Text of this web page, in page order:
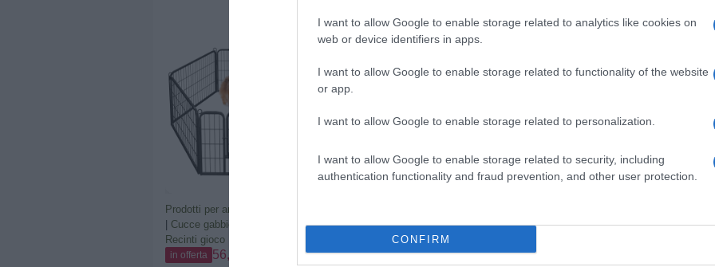
I want to allow Google to enable storage related to analytics like cookies on
web or device identifiers in apps.
I want to allow Google to enable storage related to functionality of the website
or app.
I want to allow Google to enable storage related to personalization.
I want to allow Google to enable storage related to security, including
authentication functionality and fraud prevention, and other user protection.
CONFIRM
gabbie per porcellini d'India,
recinto in filo metallico
(30x38 12 pezzi)
gabbie per porcellini d'India,
(43x32 24 pezzi)
Prodotti per animali domestici
Cucce gabbiette e recinzioni
|
Recinti gioco
in offerta 56,42€
|Cucce gabbiette e recinzioni |
Recinti gioco
in offerta 59,84€
|Cucce gabbiette e recinzioni |